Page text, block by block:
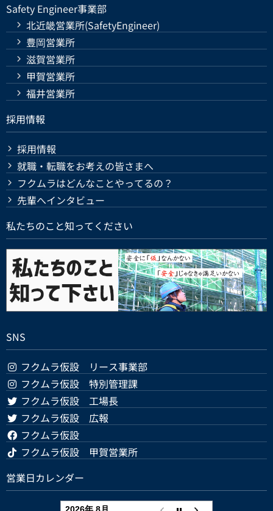
Safety Engineer事業部
北近畿営業所(SafetyEngineer)
豊岡営業所
滋賀営業所
甲賀営業所
福井営業所
採用情報
採用情報
就職・転職をお考えの皆さまへ
フクムラはどんなことやってるの？
先輩へインタビュー
私たちのこと知ってください
SNS
フクムラ仮設 リース事業部
フクムラ仮設 特別管理課
フクムラ仮設 工場長
フクムラ仮設 広報
フクムラ仮設
フクムラ仮設 甲賀営業所
営業日カレンダー